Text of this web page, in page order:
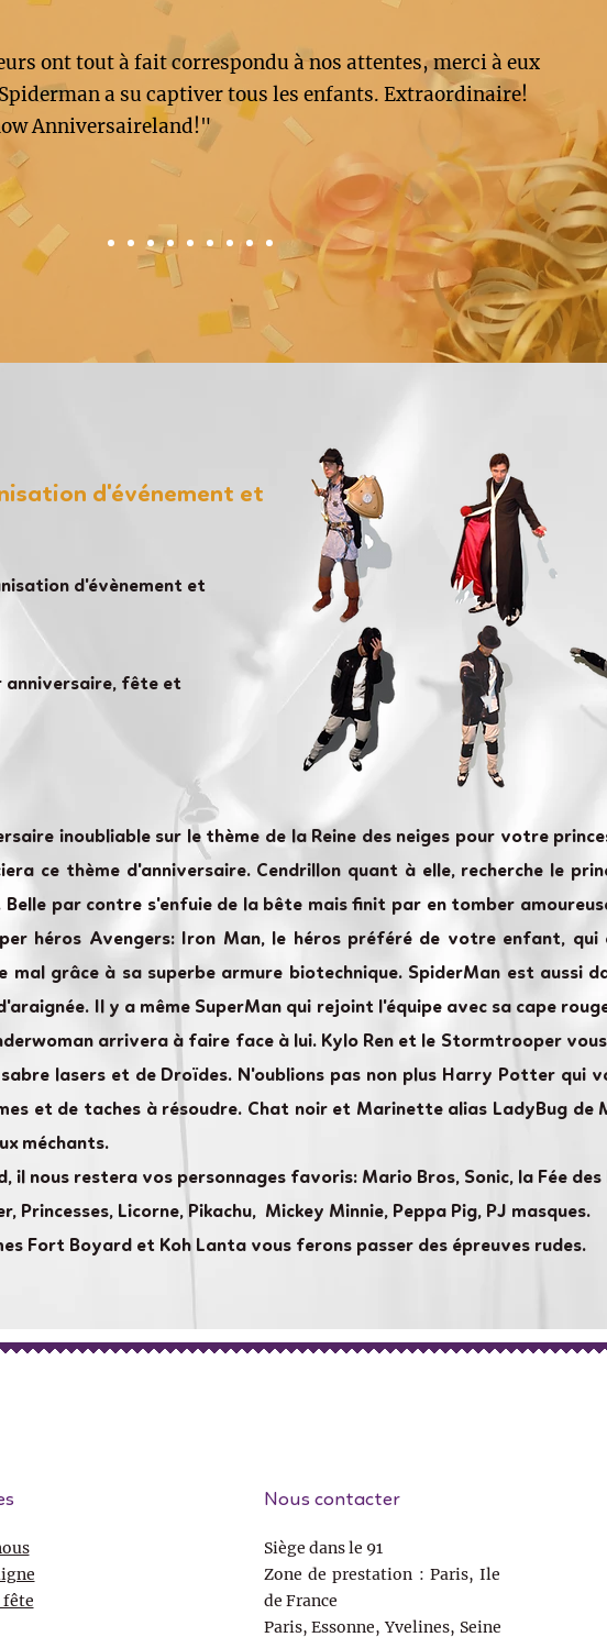
ont tout à fait correspondu à nos attentes, merci à eux
a su captiver tous les enfants. Extraordinaire!
Anniversaireland!"
d'événement et
d'évènement et
anniversaire, fête et
inoubliable sur le thème de la Reine des neiges pour votre
ce thème d'anniversaire. Cendrillon quant à elle, recherche le
par contre s'enfuie de la bête mais finit par en tomber
héros Avengers: Iron Man, le héros préféré de votre enfant, qui
grâce à sa superbe armure biotechnique. SpiderMan est aussi
Il y a même SuperMan qui rejoint l'équipe avec sa cape
arrivera à faire face à lui. Kylo Ren et le Stormtrooper
lasers et de Droïdes. N'oublions pas non plus Harry Potter qui
et de taches à résoudre. Chat noir et Marinette alias LadyBug de
méchants.
il nous restera vos personnages favoris: Mario Bros, Sonic, la Fée des
Princesses, Licorne, Pikachu, Mickey Minnie, Peppa Pig, PJ masques.
Fort Boyard et Koh Lanta vous ferons passer des épreuves rudes.
fête
Nous contacter
Siège dans le 91
Zone de prestation : Paris, Ile
de France
Paris, Essonne, Yvelines, Seine